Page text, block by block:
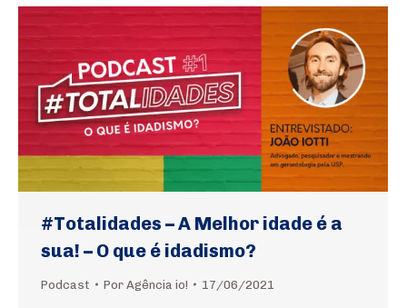
#Totalidades – A Melhor idade é a
sua! – O que é idadismo?
Podcast Por Agência io! 17/06/2021